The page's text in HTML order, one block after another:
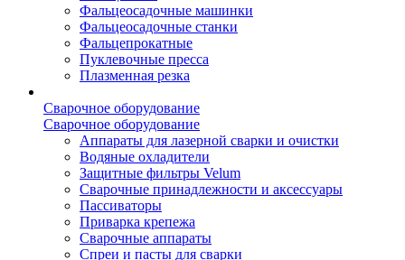
Фальцеосадочные машинки
Фальцеосадочные станки
Фальцепрокатные
Пуклевочные пресса
Плазменная резка
Сварочное оборудование
Сварочное оборудование
Аппараты для лазерной сварки и очистки
Водяные охладители
Защитные фильтры Velum
Сварочные принадлежности и аксессуары
Пассиваторы
Приварка крепежа
Сварочные аппараты
Спреи и пасты для сварки